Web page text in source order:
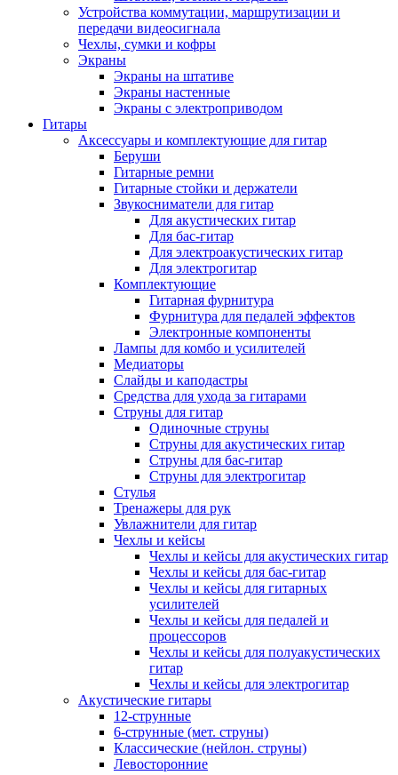
Устройства коммутации, маршрутизации и
передачи видеосигнала
Чехлы, сумки и кофры
Экраны
Экраны на штативе
Экраны настенные
Экраны с электроприводом
Гитары
Аксессуары и комплектующие для гитар
Беруши
Гитарные ремни
Гитарные стойки и держатели
Звукосниматели для гитар
Для акустических гитар
Для бас-гитар
Для электроакустических гитар
Для электрогитар
Комплектующие
Гитарная фурнитура
Фурнитура для педалей эффектов
Электронные компоненты
Лампы для комбо и усилителей
Медиаторы
Слайды и каподастры
Средства для ухода за гитарами
Струны для гитар
Одиночные струны
Струны для акустических гитар
Струны для бас-гитар
Струны для электрогитар
Стулья
Тренажеры для рук
Увлажнители для гитар
Чехлы и кейсы
Чехлы и кейсы для акустических гитар
Чехлы и кейсы для бас-гитар
Чехлы и кейсы для гитарных
усилителей
Чехлы и кейсы для педалей и
процессоров
Чехлы и кейсы для полуакустических
гитар
Чехлы и кейсы для электрогитар
Акустические гитары
12-струнные
6-струнные (мет. струны)
Классические (нейлон. струны)
Левосторонние